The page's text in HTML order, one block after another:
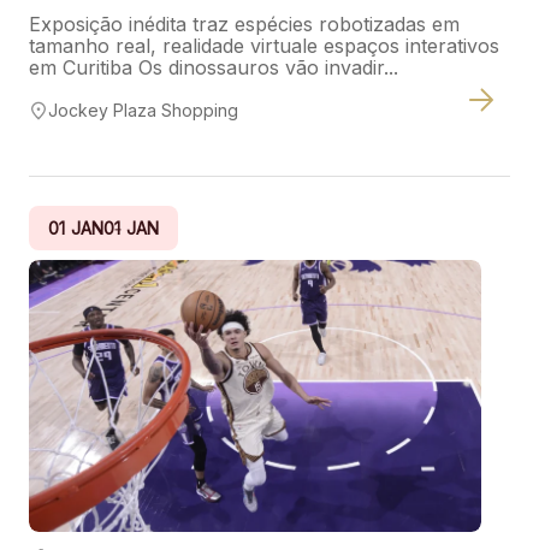
Exposição inédita traz espécies robotizadas em
tamanho real, realidade virtuale espaços interativos
em Curitiba Os dinossauros vão invadir...
Jockey Plaza Shopping
01 JAN01 JAN